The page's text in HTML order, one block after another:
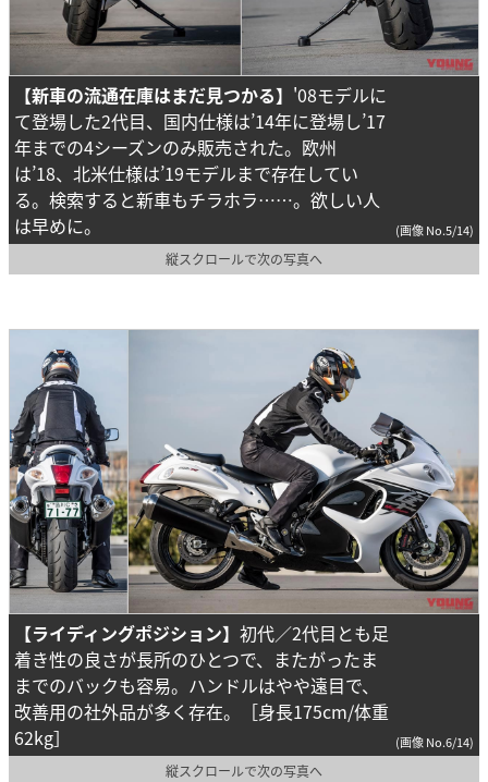
【新車の流通在庫はまだ見つかる】 '08モデルに
て登場した2代目、国内仕様は’14年に登場し’17
年までの4シーズンのみ販売された。欧州
は’18、北米仕様は’19モデルまで存在してい
る。検索すると新車もチラホラ……。欲しい人
は早めに。
(画像 No.5/14)
縦スクロールで次の写真へ
【ライディングポジション】 初代／2代目とも足
着き性の良さが長所のひとつで、またがったま
までのバックも容易。ハンドルはやや遠目で、
改善用の社外品が多く存在。［身長175cm/体重
62kg］
(画像 No.6/14)
縦スクロールで次の写真へ